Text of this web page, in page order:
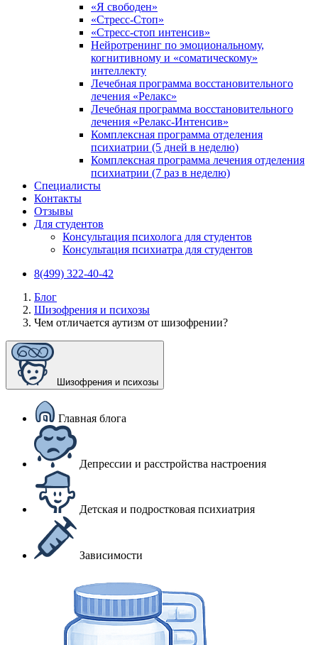
«Я свободен»
«Стресс-Стоп»
«Стресс-стоп интенсив»
Нейротренинг по эмоциональному,
когнитивному и «соматическому»
интеллекту
Лечебная программа восстановительного
лечения «Релакс»
Лечебная программа восстановительного
лечения «Релакс-Интенсив»
Комплексная программа отделения
психиатрии (5 дней в неделю)
Комплексная программа лечения отделения
психиатрии (7 раз в неделю)
Специалисты
Контакты
Отзывы
Для студентов
Консультация психолога для студентов
Консультация психиатра для студентов
8(499) 322-40-42
Блог
Шизофрения и психозы
Чем отличается аутизм от шизофрении?
Шизофрения и психозы
Главная блога
Депрессии и расстройства настроения
Детская и подростковая психиатрия
Зависимости